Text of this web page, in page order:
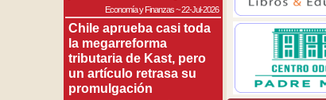
Economía y Finanzas~22-Jul-2026
Chile aprueba casi toda
la megarreforma
tributaria de Kast, pero
un artículo retrasa su
promulgación